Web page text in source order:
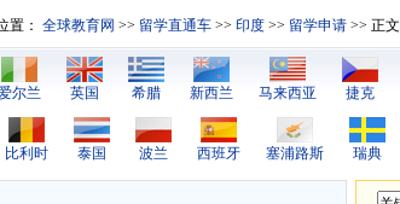
置： 全球教育网 >> 留学直通车 >> 印度 >> 留学申请 >> 正文
尔兰 英国 希腊 新西兰 马来西亚 捷克
比利时 泰国 波兰 西班牙 塞浦路斯 瑞典